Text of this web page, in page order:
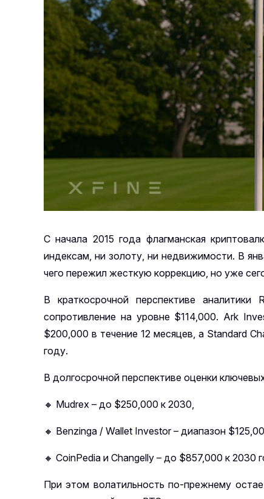
С начала 2015 года флагманская
индексам, ни золоту, ни недвижимости. В
чего пережил жесткую коррекцию, но уже
В краткосрочной перспективе
сопротивление на уровне $114,000. Ark
$200,000 в течение 12 месяцев, а Standard
году.
В долгосрочной перспективе оценки
🔸 Mudrex – до $250,000 к 2030,
🔸 Benzinga / Wallet Investor – диапазон
🔸 CoinPedia и Changelly – до $857,000 к 2030
При этом волатильность по-прежнему